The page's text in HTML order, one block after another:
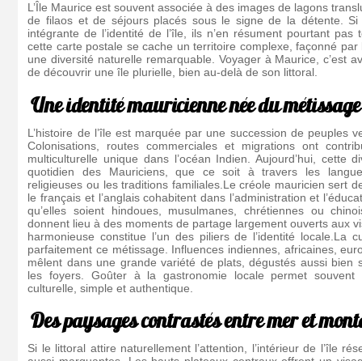
L’Île Maurice est souvent associée à des images de lagons
de filaos et de séjours placés sous le signe de la détente.
intégrante de l’identité de l’île, ils n’en résument pourtant pas
cette carte postale se cache un territoire complexe, façonné par
une diversité naturelle remarquable. Voyager à Maurice, c’est
de découvrir une île plurielle, bien au-delà de son littoral.
Une identité mauricienne née du métissage
L’histoire de l’île est marquée par une succession de peuples
Colonisations, routes commerciales et migrations ont
multiculturelle unique dans l’océan Indien. Aujourd’hui, cette
quotidien des Mauriciens, que ce soit à travers les
religieuses ou les traditions familiales.Le créole mauricien sert
le français et l’anglais cohabitent dans l’administration et
qu’elles soient hindoues, musulmanes, chrétiennes ou
donnent lieu à des moments de partage largement ouverts aux
harmonieuse constitue l’un des piliers de l’identité locale.La
parfaitement ce métissage. Influences indiennes, africaines,
mêlent dans une grande variété de plats, dégustés aussi bien
les foyers. Goûter à la gastronomie locale permet souvent
culturelle, simple et authentique.
Des paysages contrastés entre mer et
Si le littoral attire naturellement l’attention, l’intérieur de l’île